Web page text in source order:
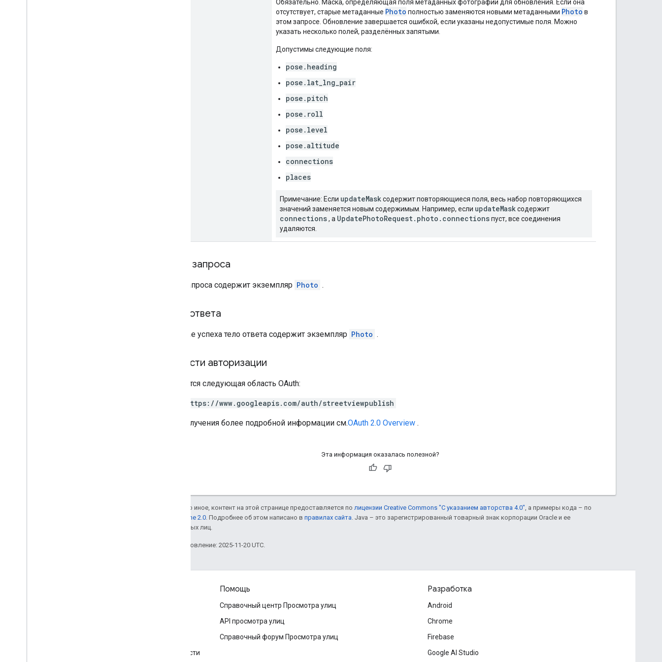
Обязательно. Маска, определяющая поля метаданных фотографии для обновления. Если она
отсутствует, старые метаданные Photo полностью заменяются новыми метаданными Photo в
этом запросе. Обновление завершается ошибкой, если указаны недопустимые поля. Можно
указать несколько полей, разделённых запятыми.
Допустимы следующие поля:
pose.heading
pose.lat_lng_pair
pose.pitch
pose.roll
pose.level
pose.altitude
connections
places
Примечание: Если updateMaskсодержит повторяющиеся поля, весь набор повторяющихся
значений заменяется новым содержимым. Например, если updateMaskсодержит
connections, а UpdatePhotoRequest.photo.connectionsпуст, все соединения
удаляются.
Текст запроса
Тело запроса содержит экземпляр Photo .
Тело ответа
В случае успеха тело ответа содержит экземпляр Photo .
Области авторизации
Требуется следующая область OAuth:
https://www.googleapis.com/auth/streetviewpublish
Для получения более подробной информации см.OAuth 2.0 Overview .
Эта информация оказалась полезной?
Если не указано иное, контент на этой странице предоставляется по лицензии Creative Commons "С указанием авторства 4.0" , а примеры кода – по
лицензии Apache 2.0 . Подробнее об этом написано в правилах сайта . Java – это зарегистрированный товарный знак корпорации Oracle и ее
аффилированных лиц.
Последнее обновление: 2025-11-20 UTC.
Принятие изображений и политика конфиденциальности
Помощь
Справочный центр Просмотра улиц
API просмотра улиц
Справочный форум Просмотра улиц
Разработка
Android
Chrome
Firebase
Google AI Studio